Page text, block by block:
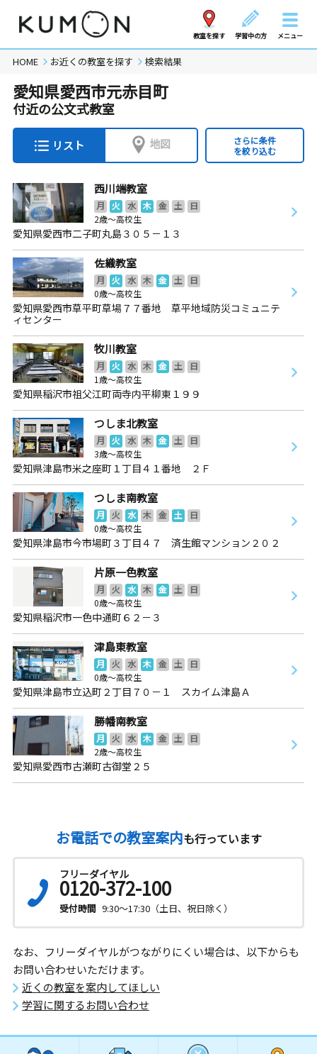
教室を探す 学習中の方 メニュー
HOME お近くの教室を探す 検索結果
愛知県愛西市元赤目町
付近の公文式教室
リスト 地図
さらに条件
を絞り込む
西川端教室
月 火 水 木 金 土
日
2歳～高校生
愛知県愛西市二子町丸島３０５－１３
佐織教室
月 火 水 木 金 土
日
0歳～高校生
愛知県愛西市草平町草場７７番地 草平地域防災コミュニテ
ィセンター
牧川教室
月 火 水 木 金 土
日
1歳～高校生
愛知県稲沢市祖父江町両寺内平柳東１９９
つしま北教室
月 火 水 木 金 土
日
3歳～高校生
愛知県津島市米之座町１丁目４１番地 ２Ｆ
つしま南教室
月 火 水 木 金 土
日
0歳～高校生
愛知県津島市今市場町３丁目４７ 済生館マンション２０２
片原一色教室
月 火 水 木 金 土
日
0歳～高校生
愛知県稲沢市一色中通町６２－３
津島東教室
月 火 水 木 金 土
日
0歳～高校生
愛知県津島市立込町２丁目７０－１ スカイム津島Ａ
勝幡南教室
月 火 水 木 金 土
日
2歳～高校生
愛知県愛西市古瀬町古御堂２５
お電話での教室案内も行っています
フリーダイヤル
0120-372-100
受付時間 9:30～17:30（土日、祝日除く）
なお、フリーダイヤルがつながりにくい場合は、以下からも
お問い合わせいただけます。
近くの教室を案内してほしい
学習に関するお問い合わせ